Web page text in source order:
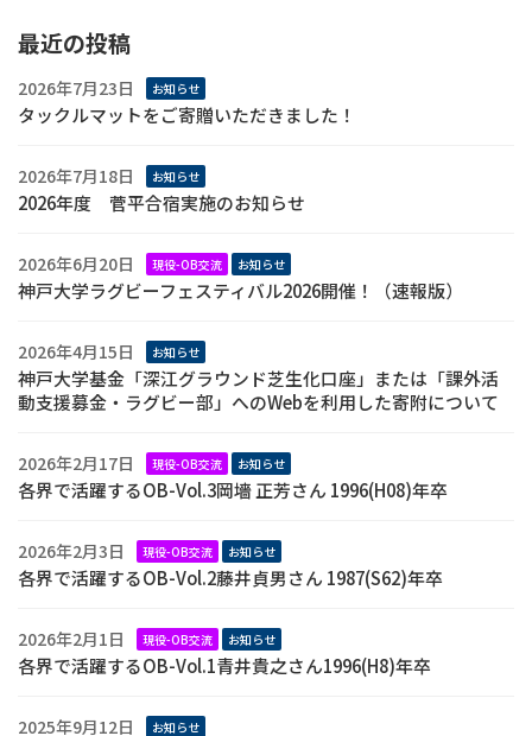
最近の投稿
2026年7月23日 お知らせ
タックルマットをご寄贈いただきました！
2026年7月18日 お知らせ
2026年度 菅平合宿実施のお知らせ
2026年6月20日 現役-OB交流 お知らせ
神戸大学ラグビーフェスティバル2026開催！（速報版）
2026年4月15日 お知らせ
神戸大学基金「深江グラウンド芝生化口座」または「課外活
動支援募金・ラグビー部」へのWebを利用した寄附について
2026年2月17日 現役-OB交流 お知らせ
各界で活躍するOB-Vol.3岡墻 正芳さん 1996(H08)年卒
2026年2月3日 現役-OB交流 お知らせ
各界で活躍するOB-Vol.2藤井貞男さん 1987(S62)年卒
2026年2月1日 現役-OB交流 お知らせ
各界で活躍するOB-Vol.1青井貴之さん1996(H8)年卒
2025年9月12日 お知らせ